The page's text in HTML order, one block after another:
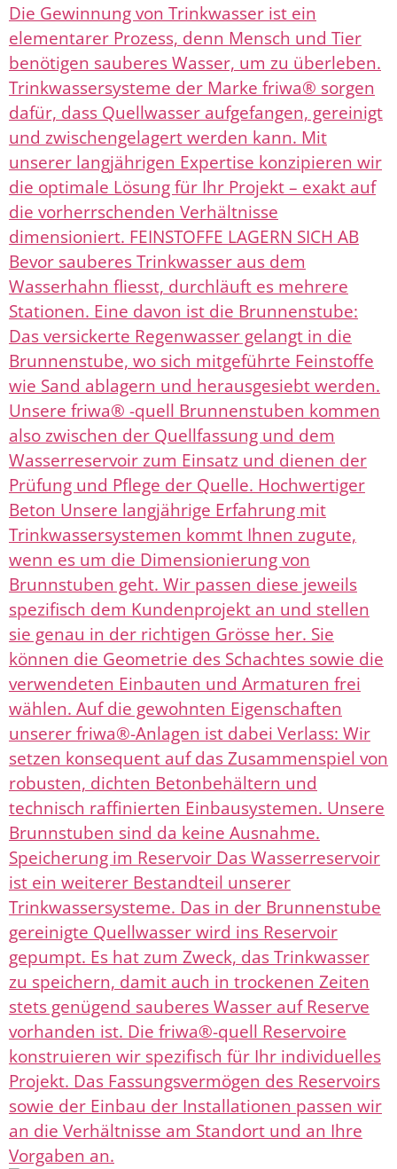
Die Gewinnung von Trinkwasser ist ein
elementarer Prozess, denn Mensch und Tier
benötigen sauberes Wasser, um zu überleben.
Trinkwassersysteme der Marke friwa® sorgen
dafür, dass Quellwasser aufgefangen, gereinigt
und zwischengelagert werden kann. Mit
unserer langjährigen Expertise konzipieren wir
die optimale Lösung für Ihr Projekt – exakt auf
die vorherrschenden Verhältnisse
dimensioniert. FEINSTOFFE LAGERN SICH AB
Bevor sauberes Trinkwasser aus dem
Wasserhahn fliesst, durchläuft es mehrere
Stationen. Eine davon ist die Brunnenstube:
Das versickerte Regenwasser gelangt in die
Brunnenstube, wo sich mitgeführte Feinstoffe
wie Sand ablagern und herausgesiebt werden.
Unsere friwa® -quell Brunnenstuben kommen
also zwischen der Quellfassung und dem
Wasserreservoir zum Einsatz und dienen der
Prüfung und Pflege der Quelle. Hochwertiger
Beton Unsere langjährige Erfahrung mit
Trinkwassersystemen kommt Ihnen zugute,
wenn es um die Dimensionierung von
Brunnstuben geht. Wir passen diese jeweils
spezifisch dem Kundenprojekt an und stellen
sie genau in der richtigen Grösse her. Sie
können die Geometrie des Schachtes sowie die
verwendeten Einbauten und Armaturen frei
wählen. Auf die gewohnten Eigenschaften
unserer friwa®-Anlagen ist dabei Verlass: Wir
setzen konsequent auf das Zusammenspiel von
robusten, dichten Betonbehältern und
technisch raffinierten Einbausystemen. Unsere
Brunnstuben sind da keine Ausnahme.
Speicherung im Reservoir Das Wasserreservoir
ist ein weiterer Bestandteil unserer
Trinkwassersysteme. Das in der Brunnenstube
gereinigte Quellwasser wird ins Reservoir
gepumpt. Es hat zum Zweck, das Trinkwasser
zu speichern, damit auch in trockenen Zeiten
stets genügend sauberes Wasser auf Reserve
vorhanden ist. Die friwa®-quell Reservoire
konstruieren wir spezifisch für Ihr individuelles
Projekt. Das Fassungsvermögen des Reservoirs
sowie der Einbau der Installationen passen wir
an die Verhältnisse am Standort und an Ihre
Vorgaben an.